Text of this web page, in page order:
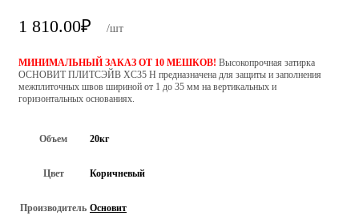
1 810.00₽ /шт
МИНИМАЛЬНЫЙ ЗАКАЗ ОТ 10 МЕШКОВ! Высокопрочная затирка
ОСНОВИТ ПЛИТСЭЙВ XC35 Н предназначена для защиты и заполнения
межплиточных швов шириной от 1 до 35 мм на вертикальных и
горизонтальных основаниях.
Объем 20кг
Цвет Коричневый
Производитель Основит